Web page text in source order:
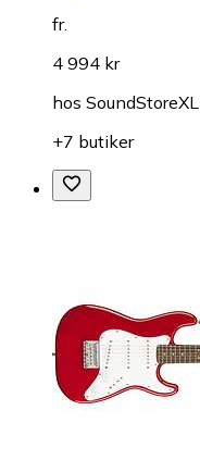
fr.
4 994 kr
hos SoundStoreXL
+7 butiker